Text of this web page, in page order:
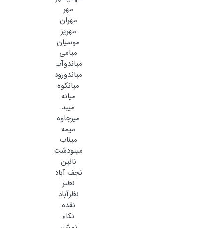
مهر
مهران
مهریز
موسیان
میامی
میاندوآب
میاندورود
میانکوه
میانه
میبد
میرجاوه
میمه
میناب
مینودشت
نائین
نجف آباد
نطنز
نظرآباد
نقده
نکاء